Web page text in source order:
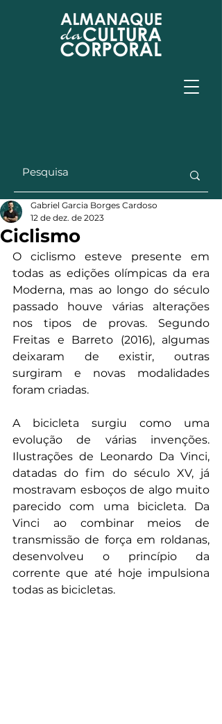
Ciclismo
Gabriel Garcia Borges Cardoso
12 de dez. de 2023
O ciclismo esteve presente em
todas as edições olímpicas da era
Moderna, mas ao longo do século
passado houve várias alterações
nos tipos de provas. Segundo
Freitas e Barreto (2016), algumas
deixaram de existir, outras
surgiram e novas modalidades
foram criadas.
A bicicleta surgiu como uma
evolução de várias invenções.
Ilustrações de Leonardo Da Vinci,
datadas do fim do século XV, já
mostravam esboços de algo muito
parecido com uma bicicleta. Da
Vinci ao combinar meios de
transmissão de força em roldanas,
desenvolveu o princípio da
corrente que até hoje impulsiona
todas as bicicletas.